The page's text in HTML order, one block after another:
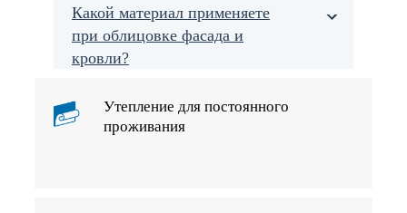
Какой материал применяете
при облицовке фасада и
кровли?
Утепление для постоянного
проживания